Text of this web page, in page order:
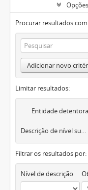
Procurar resultados
Adicionar novo
Limitar resultados:
Entidade detentora
Descrição de nível superior
Filtrar os resultados por:
Nível de descrição